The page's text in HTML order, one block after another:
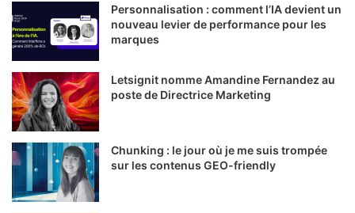
Personnalisation : comment l’IA devient un
nouveau levier de performance pour les
marques
Letsignit nomme Amandine Fernandez au
poste de Directrice Marketing
Chunking : le jour où je me suis trompée
sur les contenus GEO-friendly